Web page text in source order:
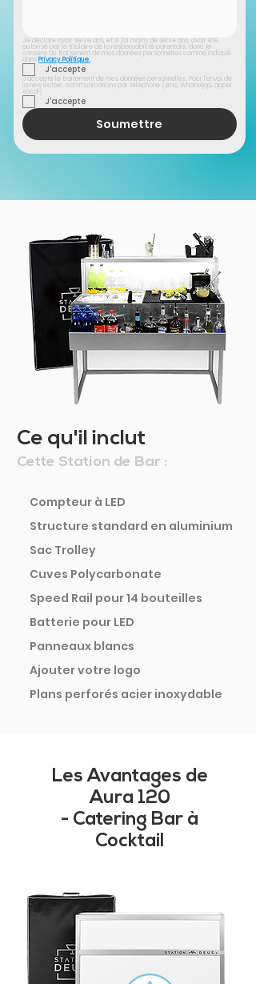
Je déclare avoir seize ans, et si j'ai moins de seize ans, avoir été
autorisé par le titulaire de la responsabilité parentale, donc je
consens au traitement de mes données personnelles comme indiqué
dans Privacy Politique.
J'accepte
J'accepte le traitement de mes données personnelles. Pour l'envoi de
la newsletter, communications par téléphone (sms, WhatsApp, appel
vocal)
J'accepte
Soumettre
Ce qu'il inclut
Cette Station de Bar :
Compteur à LED
Structure standard en aluminium
Sac Trolley
Cuves Polycarbonate
Speed Rail pour 14 bouteilles
Batterie pour LED
Panneaux blancs
Ajouter votre logo
Plans perforés acier inoxydable
Les Avantages de
Aura 120
- Catering Bar à
Cocktail